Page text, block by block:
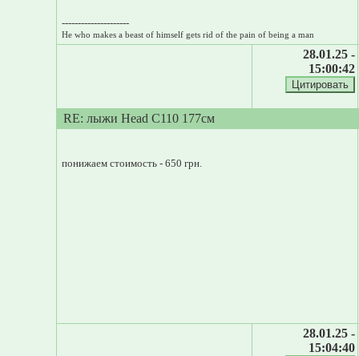
---------------------
He who makes a beast of himself gets rid of the pain of being a man
28.01.25 -
15:00:42
RE: лыжи Head C110 177см
понижаем стоимость - 650 грн.
28.01.25 -
15:04:40